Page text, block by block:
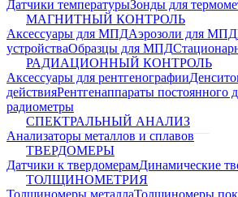
Датчики температурыЗонды для
МАГНИТНЫЙ КОНТРОЛЬ
Аксессуары для МПДАэрозоли для МПД
устройстваОбразцы для МПД
РАДИАЦИОННЫЙ КОНТРОЛЬ
Аксессуары для рентгенографии
действияРентгенаппараты постоянного
радиометры
СПЕКТРАЛЬНЫЙ АНАЛИЗ
Анализаторы металлов и сплавов
ТВЕРДОМЕРЫ
Датчики к твердомерамДинамические
ТОЛЩИНОМЕТРИЯ